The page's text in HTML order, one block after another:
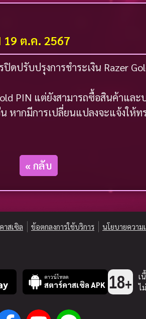
19 ต.ค. 2567
ดปรับปรุงการชำระเงิน Razer
PIN แต่ยังสามารถซื้อสินค้าและ
หากมีการเปลี่ยนแปลงจะแจ้งให้
« กลับ
าสเซิล ข้อตกลงการใช้บริการ นโยบายควา
ดาวน์โหลด
สตาร์คาสเซิล APK 18+
เ
ไ